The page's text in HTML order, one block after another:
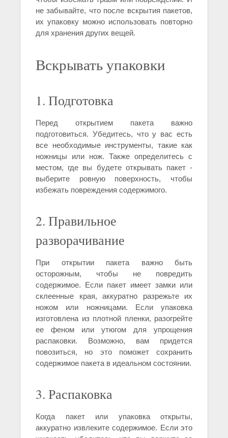
не забывайте, что после вскрытия пакетов,
их упаковку можно использовать повторно
для хранения других вещей.
Вскрывать упаковки
1. Подготовка
Перед открытием пакета важно
подготовиться. Убедитесь, что у вас есть
все необходимые инструменты, такие как
ножницы или нож. Также определитесь с
местом, где вы будете открывать пакет -
выберите ровную поверхность, чтобы
избежать повреждения содержимого.
2. Правильное
разворачивание
При открытии пакета важно быть
осторожным, чтобы не повредить
содержимое. Если пакет имеет замки или
склеенные края, аккуратно разрежьте их
ножом или ножницами. Если упаковка
изготовлена из плотной пленки, разогрейте
ее феном или утюгом для упрощения
распаковки. Возможно, вам придется
повозиться, но это поможет сохранить
содержимое пакета в идеальном состоянии.
3. Распаковка
Когда пакет или упаковка открыты,
аккуратно извлеките содержимое. Если это